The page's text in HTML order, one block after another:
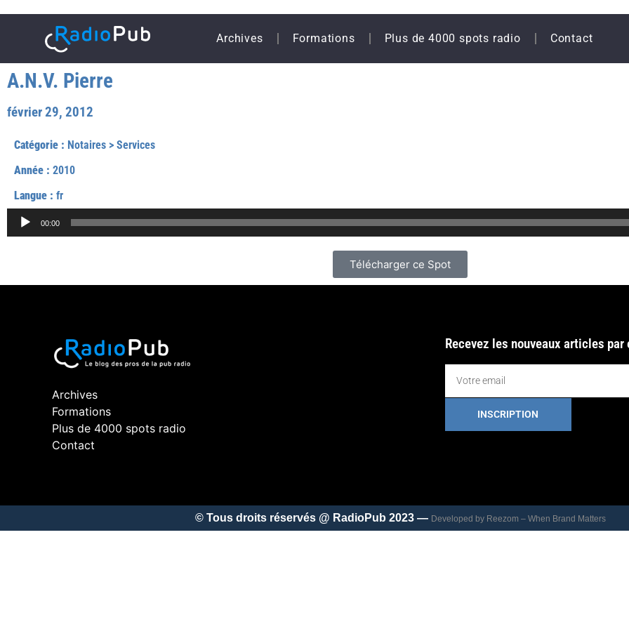
Archives Formations Plus de 4000 spots radio Contact
A.N.V. Pierre
février 29, 2012
Catégorie : Notaires > Services
Année : 2010
Langue : fr
Lecteur
audio
00:00
Télécharger ce Spot
Archives
Formations
Plus de 4000 spots radio
Contact
Recevez les nouveaux articles par
INSCRIPTION
© Tous droits réservés @ RadioPub 2023 — Developed by Reezom – When Brand Matters